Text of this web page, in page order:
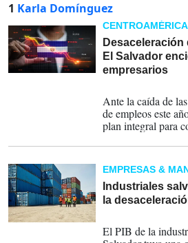
1 Karla Domínguez
Desaceleración
El Salvador
empresarios
Ante la caída de
de empleos este
plan integral para
EMPRESAS &
Industriales
la
El PIB de la